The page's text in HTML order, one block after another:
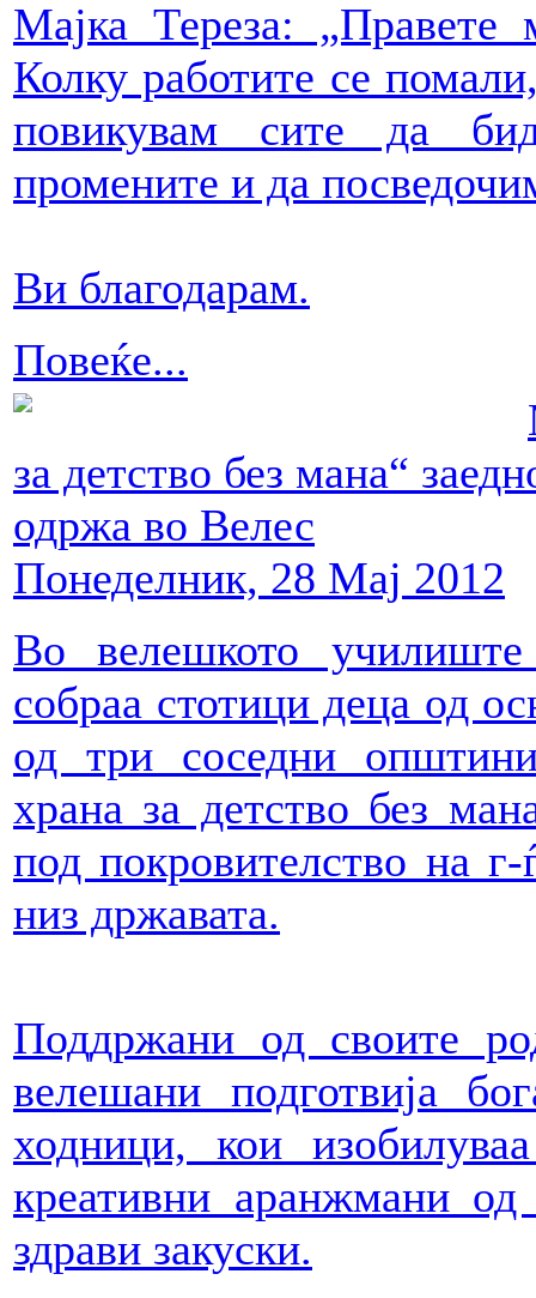
Мајка Тереза:
Колку работите се
повикувам сите да
промените и да
Ви благодарам.
Повеќе...
за детство без мана“
одржа во Велес
Понеделник, 28 Мај 2012
Во велешкото
собраа стотици деца од
од три соседни
храна за детство без
под покровителство на
низ државата.
Поддржани од своите
велешани подготвија
ходници, кои
креативни аранжмани
здрави закуски.